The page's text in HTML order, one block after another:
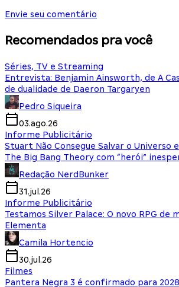
Envie seu comentário
Recomendados pra você
Séries, TV e Streaming
Entrevista: Benjamin Ainsworth, de A
de dualidade de Daeron Targaryen
Pedro Siqueira
03.ago.26
Informe Publicitário
Stuart Não Consegue Salvar o Universo
The Big Bang Theory com “herói”
Redação NerdBunker
31.jul.26
Informe Publicitário
Testamos Silver Palace: O novo RPG de
Elementa
Camila Hortencio
30.jul.26
Filmes
Pantera Negra 3 é confirmado para